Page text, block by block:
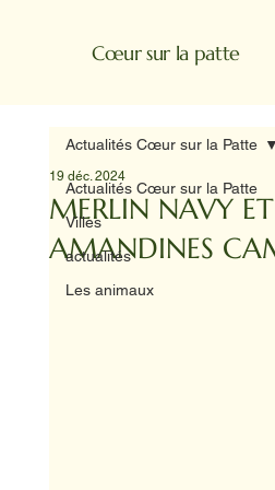
Cœur sur la patte
Actualités Cœur sur la Patte
Villes
actualités
Les animaux
Actualités Cœur sur la Patte
MERLIN NAVY
AMANDINES
19 déc. 2024